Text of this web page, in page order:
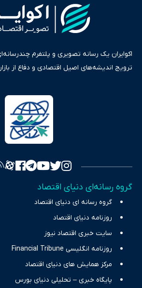
اکوایران یک رسانه تصویری و پلتفرم
ترویج اندیشه‌های اصیل اقتصادی و دفاع از
ایران و جهان را در قالب‌های ویدیو، پادکست،
پایش می‌کند. این رسانه به عنوان منبعی دقیق و
اطلاع‌رسانی صرف، به تبیین سیاست‌ها و
سرمایه‌گذاری، تجارت و حوزه‌های نوظهور
به اصول «انصاف، امانت و صداقت»، بستری
تصویری شفاف از واقعیت‌های اقتصادی ارائه دهد.
چالش‌های فقر و بیکاری را جست‌وجو کرده و در
نیازهای خبری مخاطبان در حوزه‌های اثرگذار بر
حرفه‌ای و روزآمد پوشش می‌دهیم.
گروه رسانه‌ای دنیای اقتصاد
گروه رسانه ای دنیای اقتصاد
روزنامه دنیای اقتصاد
سایت خبری اقتصاد نیوز
روزنامه انگلیسی Financial Tribune
مرکز همایش های دنیای اقتصاد
پایگاه خبری – تحلیلی دنیای بورس